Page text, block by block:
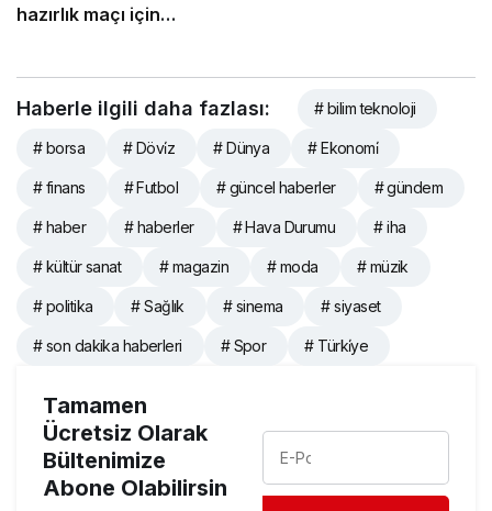
hazırlık maçı için
Haberle ilgili daha fazlası: # bilim teknoloji
# borsa # Dövi̇z # Dünya # Ekonomi̇
# finans # Futbol # güncel haberler # gündem
# haber # haberler # Hava Durumu # iha
# kültür sanat # magazin # moda # müzik
# politika # Sağlık # sinema # siyaset
# son dakika haberleri # Spor # Türki̇ye
Tamamen
Ücretsiz Olarak
Bültenimize
Abone Olabilirsin